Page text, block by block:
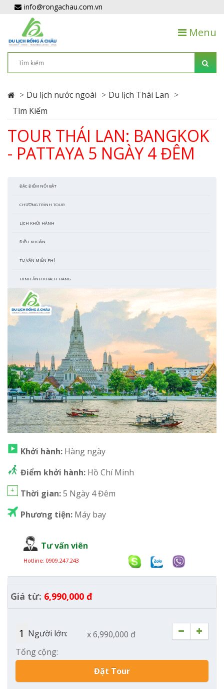
info@rongachau.com.vn
Menu
Du lịch nước ngoài
Du lịch Thái Lan
Tìm Kiếm
TOUR THÁI LAN: BANGKOK
- PATTAYA 5 NGÀY 4 ĐÊM
Khởi hành:Hàng ngày
Điểm khởi hành: Hồ Chí Minh
Thời gian:5 Ngày 4 Đêm
Phương tiện: Máy bay
Tư vấn viên
Hotline: 0909.247.243
Giá từ: 6,990,000 đ
Người lớn:
x 6,990,000 đ
Tổng cộng:
Đặt Tour
ĐẶC ĐIỂM NỔI BẬT
CHƯƠNG TRÌNH TOUR
LỊCH KHỞI HÀNH
ĐIỀU KHOẢN
TƯ VẤN MIỄN PHÍ
HÌNH ẢNH KHÁCH HÀNG